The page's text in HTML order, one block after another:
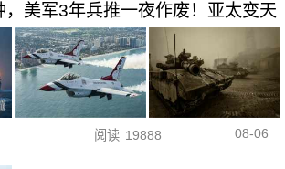
，美军3年兵推一夜作废！亚太变天
阅读 19888 08-06